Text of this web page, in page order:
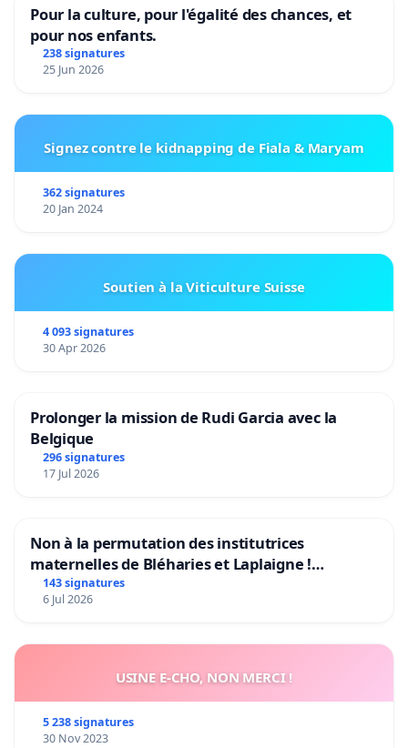
Pour la culture, pour l'égalité des chances, et
pour nos enfants.
238 signatures
25 Jun 2026
Signez contre le kidnapping de Fiala & Maryam
362 signatures
20 Jan 2024
Soutien à la Viticulture Suisse
4 093 signatures
30 Apr 2026
Prolonger la mission de Rudi Garcia avec la
Belgique
296 signatures
17 Jul 2026
Non à la permutation des institutrices
maternelles de Bléharies et Laplaigne !
Préservons la stabilité de nos enfants.
143 signatures
6 Jul 2026
USINE E-CHO, NON MERCI !
5 238 signatures
30 Nov 2023